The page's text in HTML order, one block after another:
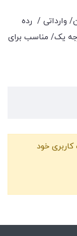
وارداتی / رده
درجه یک/ مناسب برای
کاربری خود